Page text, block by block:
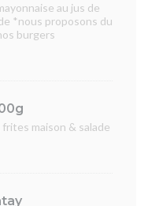
au jus de
*nous proposons du
burgers
maison & salade